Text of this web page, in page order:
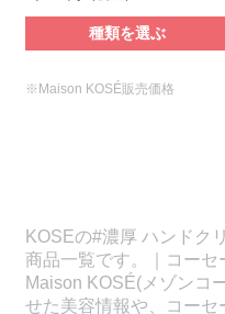
種類を選ぶ
※Maison KOSÉ販売価格
KOSEの#濃厚 ハンドク
商品一覧です。｜コーセ
Maison KOSÉ(メゾンコ
せた美容情報や、コー